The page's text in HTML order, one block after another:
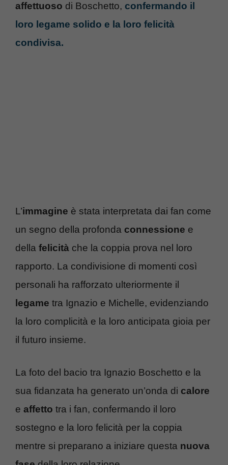
affettuoso di Boschetto, confermando il
loro legame solido e la loro felicità
condivisa.
L’immagine è stata interpretata dai fan come
un segno della profonda connessione e
della felicità che la coppia prova nel loro
rapporto. La condivisione di momenti così
personali ha rafforzato ulteriormente il
legame tra Ignazio e Michelle, evidenziando
la loro complicità e la loro anticipata gioia per
il futuro insieme.
La foto del bacio tra Ignazio Boschetto e la
sua fidanzata ha generato un’onda di calore
e affetto tra i fan, confermando il loro
sostegno e la loro felicità per la coppia
mentre si preparano a iniziare questa nuova